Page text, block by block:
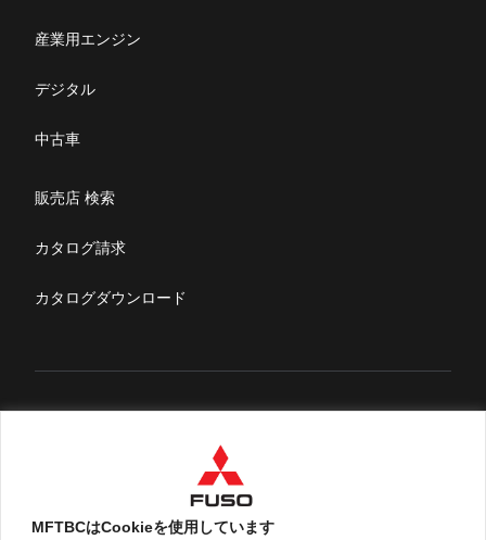
MFTBCはCookieを使用しています
ニュース・お知らせ
採用情報
リコール情報
特定整備(自動車一覧表）
ふそうライフ
FUSOマガジン
産業用エンジン
デジタル
中古車
販売店 検索
カタログ請求
カタログダウンロード